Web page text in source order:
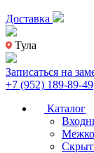
Доставка
Тула
Записаться на
+7 (952) 189-89-49
Каталог